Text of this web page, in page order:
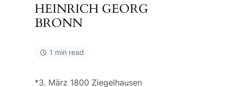
HEINRICH GEORG
BRONN
1 min read
*3. März 1800 Ziegelhausen